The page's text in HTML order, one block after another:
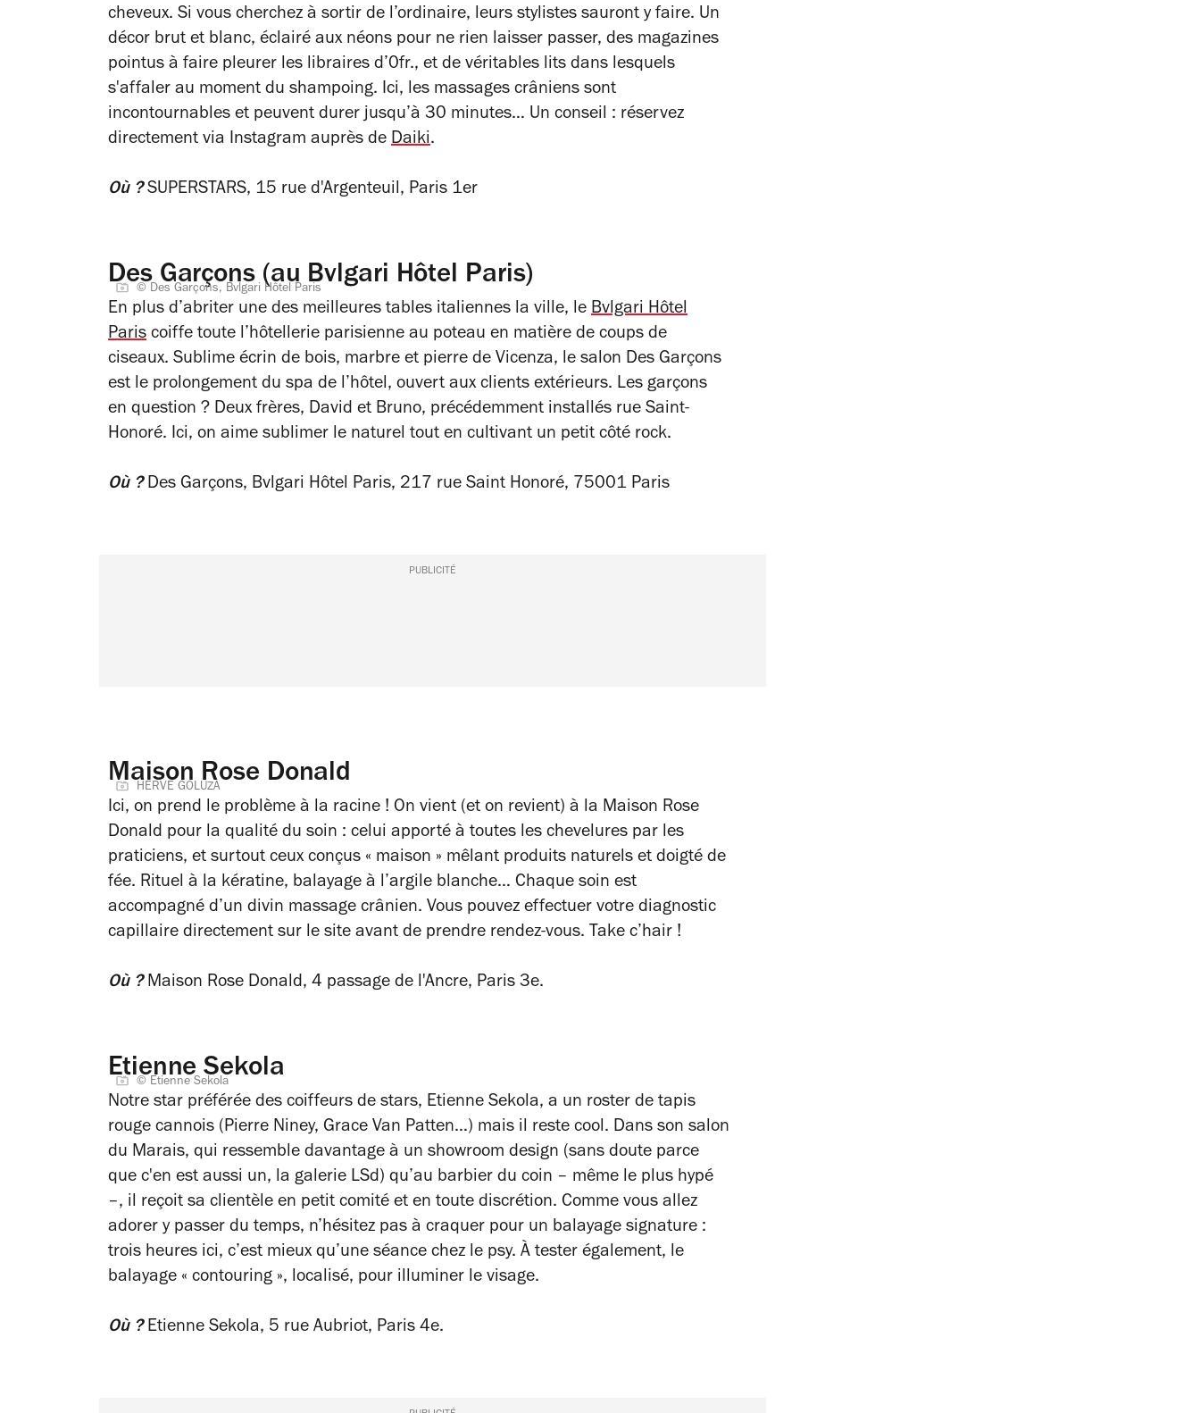
cheveux. Si vous cherchez à sortir de l’ordinaire, leurs stylistes sauront y faire. Un
décor brut et blanc, éclairé aux néons pour ne rien laisser passer, des magazines
pointus à faire pleurer les libraires d’0fr., et de véritables lits dans lesquels
s'affaler au moment du shampoing. Ici, les massages crâniens sont
incontournables et peuvent durer jusqu’à 30 minutes… Un conseil : réservez
directement via Instagram auprès de Daiki.
Où ?SUPERSTARS, 15 rue d'Argenteuil, Paris 1er
Des Garçons (au Bvlgari Hôtel Paris)
© Des Garçons, Bvlgari Hôtel Paris
En plus d’abriter une des meilleures tables italiennes la ville, le Bvlgari Hôtel
Paris coiffe toute l’hôtellerie parisienne au poteau en matière de coups de
ciseaux. Sublime écrin de bois, marbre et pierre de Vicenza, le salon Des Garçons
est le prolongement du spa de l’hôtel, ouvert aux clients extérieurs. Les garçons
en question ? Deux frères, David et Bruno, précédemment installés rue Saint-
Honoré. Ici, on aime sublimer le naturel tout en cultivant un petit côté rock.
Où ?Des Garçons, Bvlgari Hôtel Paris, 217 rue Saint Honoré, 75001 Paris
PUBLICITÉ
Maison Rose Donald
HERVE GOLUZA
Ici, on prend le problème à la racine ! On vient (et on revient) à la Maison Rose
Donald pour la qualité du soin : celui apporté à toutes les chevelures par les
praticiens, et surtout ceux conçus « maison » mêlant produits naturels et doigté de
fée. Rituel à la kératine, balayage à l’argile blanche… Chaque soin est
accompagné d’un divin massage crânien. Vous pouvez effectuer votre diagnostic
capillaire directement sur le site avant de prendre rendez-vous. Take c’hair !
Où ?Maison Rose Donald, 4 passage de l'Ancre, Paris 3e.
Etienne Sekola
© Etienne Sekola
Notre star préférée des coiffeurs de stars, Etienne Sekola, a un roster de tapis
rouge cannois (Pierre Niney, Grace Van Patten…) mais il reste cool. Dans son salon
du Marais, qui ressemble davantage à un showroom design (sans doute parce
que c'en est aussi un, la galerie LSd) qu’au barbier du coin – même le plus hypé
–, il reçoit sa clientèle en petit comité et en toute discrétion. Comme vous allez
adorer y passer du temps, n’hésitez pas à craquer pour un balayage signature :
trois heures ici, c’est mieux qu’une séance chez le psy. À tester également, le
balayage « contouring », localisé, pour illuminer le visage.
Où ?Etienne Sekola, 5 rue Aubriot, Paris 4e.